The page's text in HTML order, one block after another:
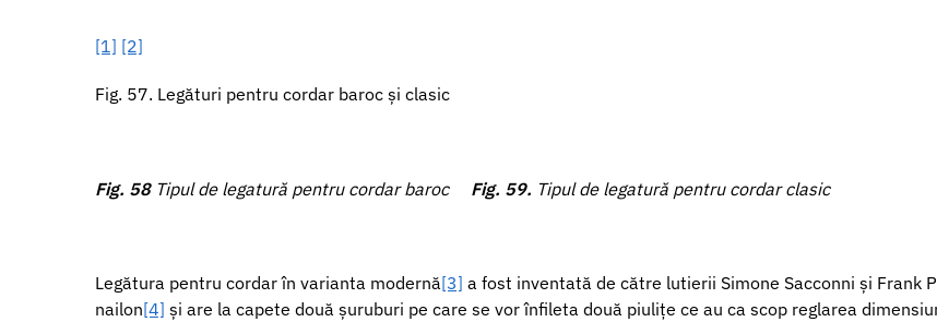
[1] [2]
Fig. 57. Legături pentru cordar baroc și clasic
Fig. 58 Tipul de legatură pentru cordar barocFig. 59. Tipul de legatură pentru cordar clasic
Legătura pentru cordar în varianta modernă[3] a fost inventată de către lutierii Simone Sacconni și Frank
nailon[4] și are la capete două șuruburi pe care se vor înfileta două piulițe ce au ca scop reglarea